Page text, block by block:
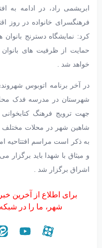
ابریشمی راد، در ادامه به
فرهنگسرای خانواده در روز
کرد: نمایشگاه دسترنج
حمایت از ظرفیت های بانوان
خواهد شد .
در آخر برنامه اتوبوس
شهرستان در مدرسه فدک
جهت ترویج فرهنگ
شاهین شهر در محلات مختلف
به ذکر است مراسم افتتاحیه
و میثاق با شهدا باید
اشراق برگزار شد .
برای اطلاع از آخرین
شهر، ما را در